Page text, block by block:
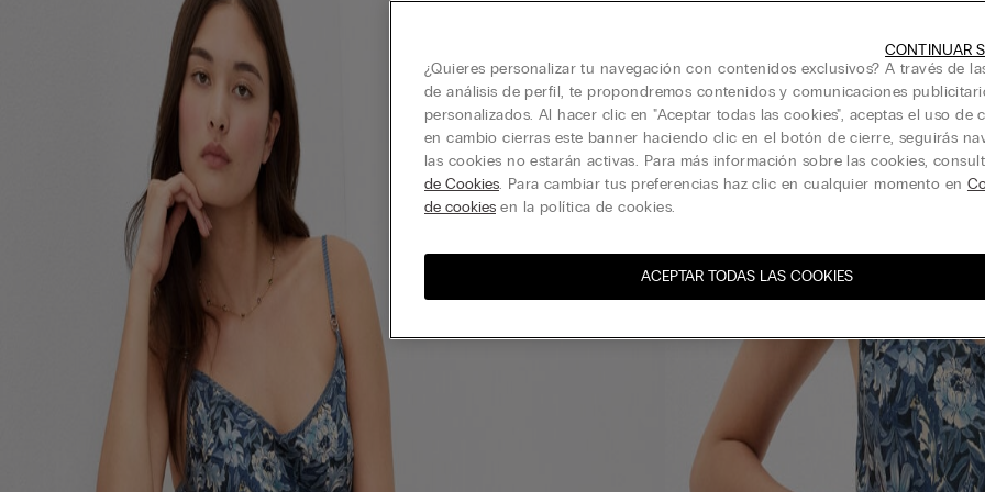
¿Quieres personalizar tu navegación con contenidos exclusivos? A través de
de análisis de perfil, te propondremos contenidos y comunicaciones
personalizados. Al hacer clic en "Aceptar todas las cookies", aceptas el uso de
en cambio cierras este banner haciendo clic en el botón de cierre, seguirás
las cookies no estarán activas. Para más información sobre las cookies,
de Cookies. Para cambiar tus preferencias haz clic en cualquier momento en
de cookies en la política de cookies.
ACEPTAR TODAS LAS COOKIES
CONTINUAR